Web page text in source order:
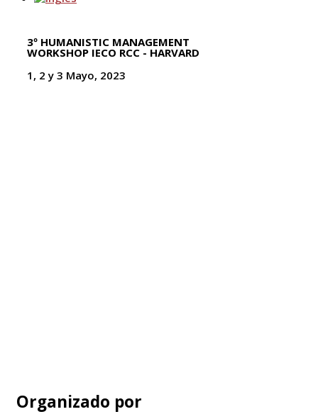
3º HUMANISTIC MANAGEMENT
WORKSHOP IECO RCC - HARVARD
1, 2 y 3 Mayo, 2023
Organizado por